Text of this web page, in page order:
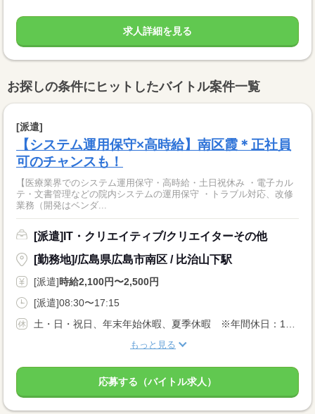
求人詳細を見る
お探しの条件にヒットしたバイトル案件一覧
[派遣]
【システム運用保守×高時給】南区霞＊正社員
可のチャンスも！
【医療業界でのシステム運用保守・高時給・土日祝休み ・電子カル
テ・文書管理などの院内システムの運用保守 ・トラブル対応、改修
業務（開発はベンダ...
[派遣]IT・クリエイティブ/クリエイターその他
[勤務地]/広島県広島市南区 / 比治山下駅
[派遣]時給2,100円〜2,500円
[派遣]08:30〜17:15
もっと見る
応募する（バイトル求人）